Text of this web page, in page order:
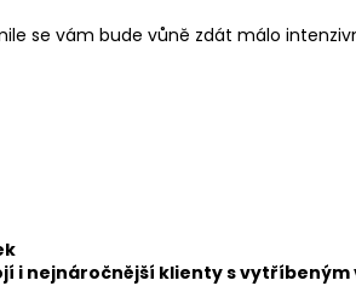
se vám bude vůně zdát málo
i nejnáročnější klienty s vytříbeným